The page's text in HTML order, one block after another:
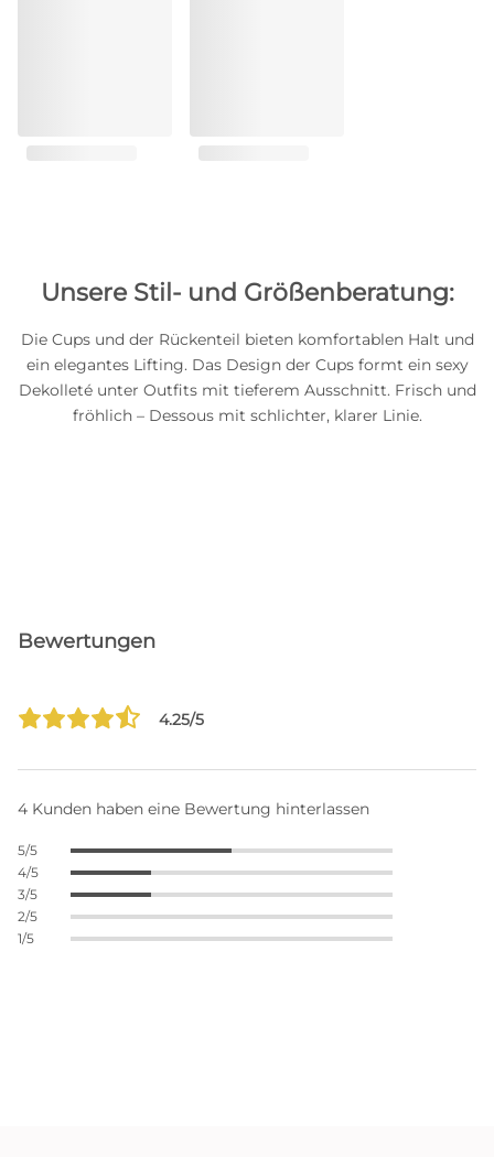
Unsere Stil- und Größenberatung:
Die Cups und der Rückenteil bieten komfortablen Halt und
ein elegantes Lifting. Das Design der Cups formt ein sexy
Dekolleté unter Outfits mit tieferem Ausschnitt. Frisch und
fröhlich – Dessous mit schlichter, klarer Linie.
Bewertungen
4.25/5
4 Kunden haben eine Bewertung hinterlassen
5/5
4/5
3/5
2/5
1/5